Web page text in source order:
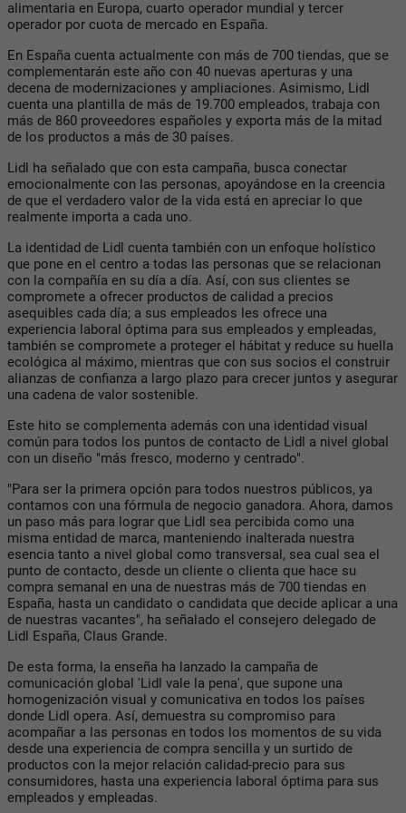
alimentaria en Europa, cuarto operador mundial y tercer
operador por cuota de mercado en España.
En España cuenta actualmente con más de 700 tiendas, que se
complementarán este año con 40 nuevas aperturas y una
decena de modernizaciones y ampliaciones. Asimismo, Lidl
cuenta una plantilla de más de 19.700 empleados, trabaja con
más de 860 proveedores españoles y exporta más de la mitad
de los productos a más de 30 países.
Lidl ha señalado que con esta campaña, busca conectar
emocionalmente con las personas, apoyándose en la creencia
de que el verdadero valor de la vida está en apreciar lo que
realmente importa a cada uno.
La identidad de Lidl cuenta también con un enfoque holístico
que pone en el centro a todas las personas que se relacionan
con la compañía en su día a día. Así, con sus clientes se
compromete a ofrecer productos de calidad a precios
asequibles cada día; a sus empleados les ofrece una
experiencia laboral óptima para sus empleados y empleadas,
también se compromete a proteger el hábitat y reduce su huella
ecológica al máximo, mientras que con sus socios el construir
alianzas de confianza a largo plazo para crecer juntos y asegurar
una cadena de valor sostenible.
Este hito se complementa además con una identidad visual
común para todos los puntos de contacto de Lidl a nivel global
con un diseño "más fresco, moderno y centrado".
"Para ser la primera opción para todos nuestros públicos, ya
contamos con una fórmula de negocio ganadora. Ahora, damos
un paso más para lograr que Lidl sea percibida como una
misma entidad de marca, manteniendo inalterada nuestra
esencia tanto a nivel global como transversal, sea cual sea el
punto de contacto, desde un cliente o clienta que hace su
compra semanal en una de nuestras más de 700 tiendas en
España, hasta un candidato o candidata que decide aplicar a una
de nuestras vacantes", ha señalado el consejero delegado de
Lidl España, Claus Grande.
De esta forma, la enseña ha lanzado la campaña de
comunicación global 'Lidl vale la pena', que supone una
homogenización visual y comunicativa en todos los países
donde Lidl opera. Así, demuestra su compromiso para
acompañar a las personas en todos los momentos de su vida
desde una experiencia de compra sencilla y un surtido de
productos con la mejor relación calidad-precio para sus
consumidores, hasta una experiencia laboral óptima para sus
empleados y empleadas.